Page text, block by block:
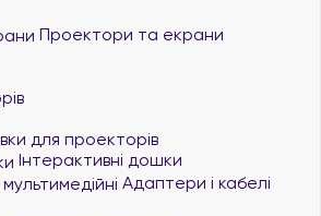
Проектори та екрани
для проекторів
Інтерактивні дошки
Адаптери і кабелі